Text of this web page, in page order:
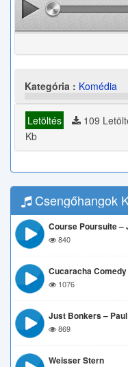
Kategória : Komédia
Letöltés 109
Kb
Csengőhangok
Course Poursuite –
840
Cucaracha Comedy
1076
Just Bonkers –
869
Weisser Stern